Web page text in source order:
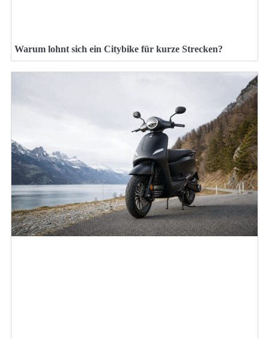
Warum lohnt sich ein Citybike für kurze Strecken?